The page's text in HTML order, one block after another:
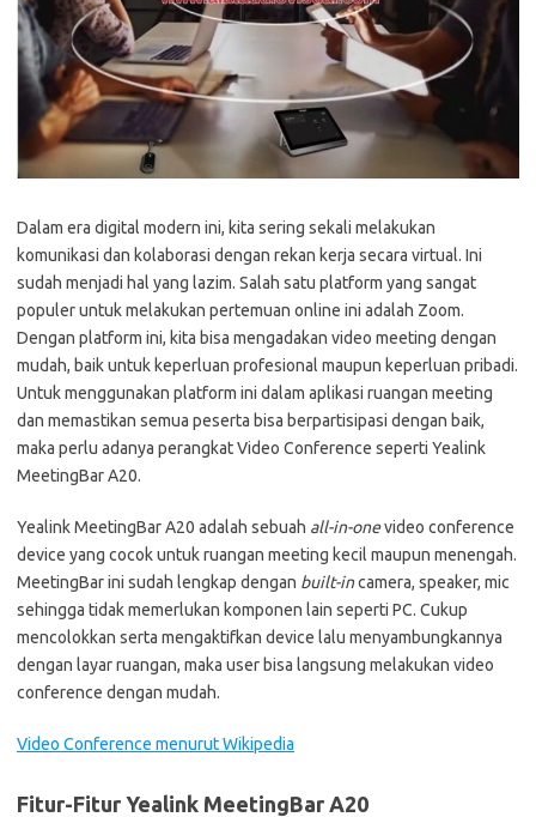
Dalam era digital modern ini, kita sering sekali melakukan
komunikasi dan kolaborasi dengan rekan kerja secara virtual. Ini
sudah menjadi hal yang lazim. Salah satu platform yang sangat
populer untuk melakukan pertemuan online ini adalah Zoom.
Dengan platform ini, kita bisa mengadakan video meeting dengan
mudah, baik untuk keperluan profesional maupun keperluan pribadi.
Untuk menggunakan platform ini dalam aplikasi ruangan meeting
dan memastikan semua peserta bisa berpartisipasi dengan baik,
maka perlu adanya perangkat Video Conference seperti Yealink
MeetingBar A20.
Yealink MeetingBar A20 adalah sebuah all-in-onevideo conference
device yang cocok untuk ruangan meeting kecil maupun menengah.
MeetingBar ini sudah lengkap dengan built-incamera, speaker, mic
sehingga tidak memerlukan komponen lain seperti PC. Cukup
mencolokkan serta mengaktifkan device lalu menyambungkannya
dengan layar ruangan, maka user bisa langsung melakukan video
conference dengan mudah.
Video Conference menurut Wikipedia
Fitur-Fitur Yealink MeetingBar A20